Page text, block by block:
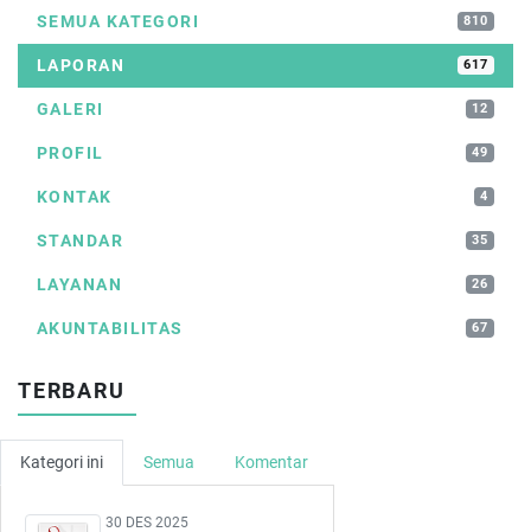
SEMUA KATEGORI 810
LAPORAN 617
GALERI 12
PROFIL 49
KONTAK 4
STANDAR 35
LAYANAN 26
AKUNTABILITAS 67
TERBARU
Kategori ini Semua Komentar
30 DES 2025